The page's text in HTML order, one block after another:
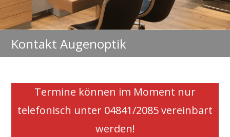
Kontakt Augenoptik
Termine können im Moment nur
telefonisch unter 04841/2085 vereinbart
werden!